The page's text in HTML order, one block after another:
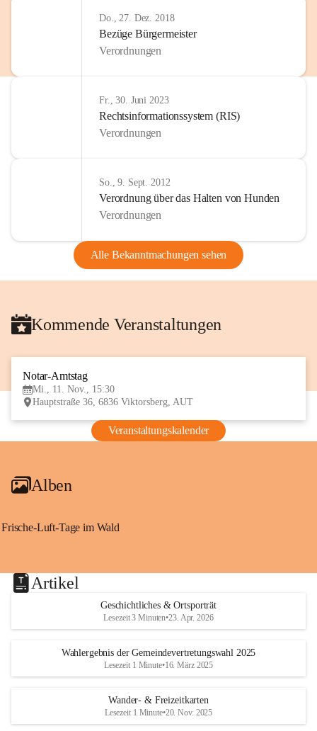
Do., 27. Dez. 2018
Bezüge Bürgermeister
Verordnungen
Fr., 30. Juni 2023
Rechtsinformationssystem (RIS)
Verordnungen
So., 9. Sept. 2012
Verordnung über das Halten von Hunden
Verordnungen
Alle Bekanntmachungen sehen
Kommende Veranstaltungen
Notar-Amtstag
Mi., 11. Nov., 15:30
Hauptstraße 36, 6836 Viktorsberg, AUT
Veranstaltungskalender
Alben
Frische-Luft-Tage im Wald
Artikel
Geschichtliches & Ortsporträt
Lesezeit 3 Minuten•23. Apr. 2026
Wahlergebnis der Gemeindevertretungswahl 2025
Lesezeit 1 Minute•16. März 2025
Wander- & Freizeitkarten
Lesezeit 1 Minute•20. Nov. 2025